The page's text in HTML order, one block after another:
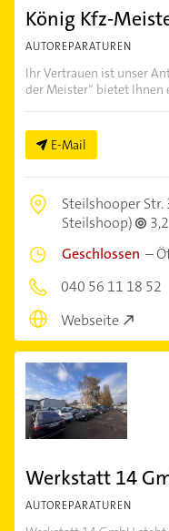
König Kfz-
AUTOREPARATUREN
Ihr Vertrauen ist unser
der Meister“ bietet Ihnen
E-Mail
Steilshooper Str.
Steilshoop)
Geschlossen –
040 56 11 18 52
Webseite
Werkstatt 14
AUTOREPARATUREN